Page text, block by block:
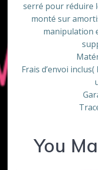
serré pour réduire
monté sur
manipulation
Frais d’envoi
You